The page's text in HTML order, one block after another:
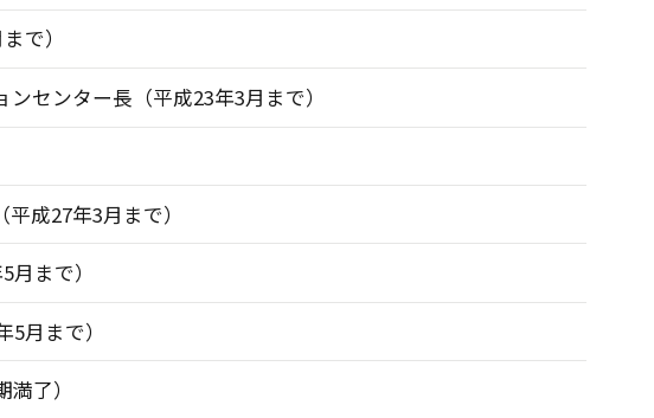
で）
センター長（平成23年3月まで）
成27年3月まで）
まで）
月まで）
了）